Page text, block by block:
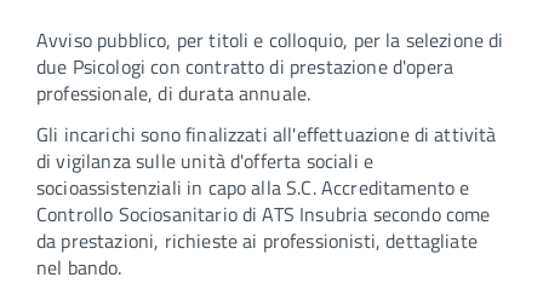
Avviso pubblico, per titoli e colloquio, per la selezione di
due Psicologi con contratto di prestazione d'opera
professionale, di durata annuale.
Gli incarichi sono finalizzati all'effettuazione di attività
di vigilanza sulle unità d'offerta sociali e
socioassistenziali in capo alla S.C. Accreditamento e
Controllo Sociosanitario di ATS Insubria secondo come
da prestazioni, richieste ai professionisti, dettagliate
nel bando.